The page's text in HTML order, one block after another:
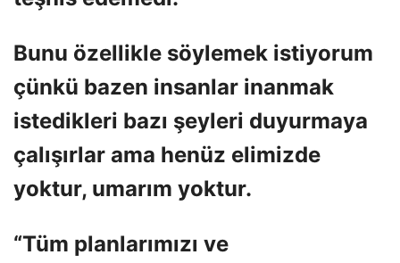
Bunu özellikle söylemek istiyorum
çünkü bazen insanlar inanmak
istedikleri bazı şeyleri duyurmaya
çalışırlar ama henüz elimizde
yoktur, umarım yoktur.
“Tüm planlarımızı ve